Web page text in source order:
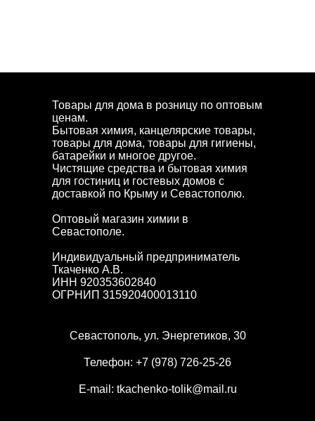
Товары для дома в розницу по оптовым
ценам.
Бытовая химия, канцелярские товары,
товары для дома, товары для гигиены,
батарейки и многое другое.
Чистящие средства и бытовая химия
для гостиниц и гостевых домов с
доставкой по Крыму и Севастополю.
Оптовый магазин химии в
Севастополе.
Индивидуальный предприниматель
Ткаченко А.В.
ИНН 920353602840
ОГРНИП 315920400013110
Севастополь, ул. Энергетиков, 30
Телефон: +7 (978) 726-25-26
E-mail: tkachenko-tolik@mail.ru